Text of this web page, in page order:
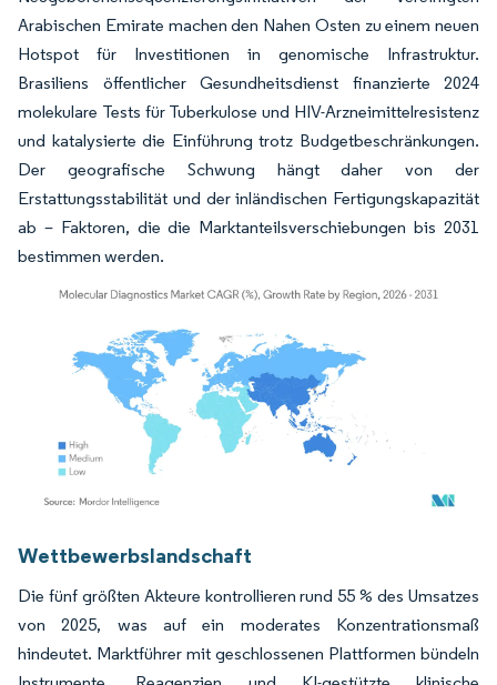
Arabischen Emirate machen den Nahen Osten zu einem neuen
Hotspot für Investitionen in genomische Infrastruktur.
Brasiliens öffentlicher Gesundheitsdienst finanzierte 2024
molekulare Tests für Tuberkulose und HIV-Arzneimittelresistenz
und katalysierte die Einführung trotz Budgetbeschränkungen.
Der geografische Schwung hängt daher von der
Erstattungsstabilität und der inländischen Fertigungskapazität
ab – Faktoren, die die Marktanteilsverschiebungen bis 2031
bestimmen werden.
Wettbewerbslandschaft
Die fünf größten Akteure kontrollieren rund 55 % des Umsatzes
von 2025, was auf ein moderates Konzentrationsmaß
hindeutet. Marktführer mit geschlossenen Plattformen bündeln